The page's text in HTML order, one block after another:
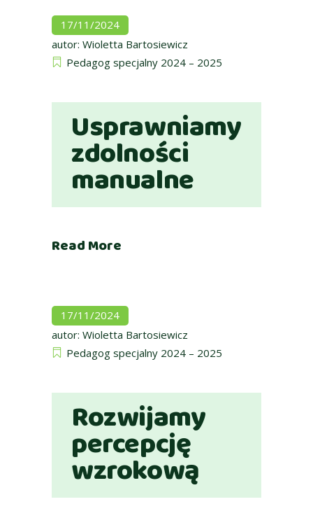
17/11/2024
autor: Wioletta Bartosiewicz
Pedagog specjalny 2024 – 2025
Usprawniamy
zdolności
manualne
Read More
17/11/2024
autor: Wioletta Bartosiewicz
Pedagog specjalny 2024 – 2025
Rozwijamy
percepcję
wzrokową